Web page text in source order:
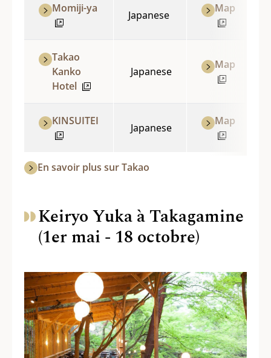
Momiji-ya
Japanese
Map
Takao
Kanko
Hotel
Japanese
Map
KINSUITEI
Japanese
Map
En savoir plus sur Takao
Keiryo Yuka à Takagamine
(1er mai - 18 octobre)